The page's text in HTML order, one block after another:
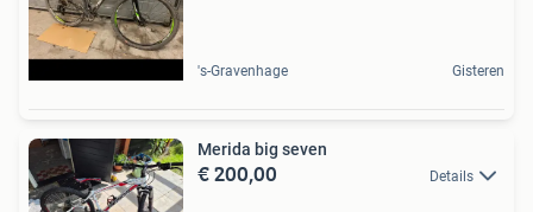
's-Gravenhage Gisteren
Merida big seven
€ 200,00 Details